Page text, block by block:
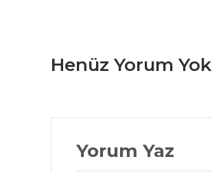
Henüz Yorum Yok
Yorum Yaz